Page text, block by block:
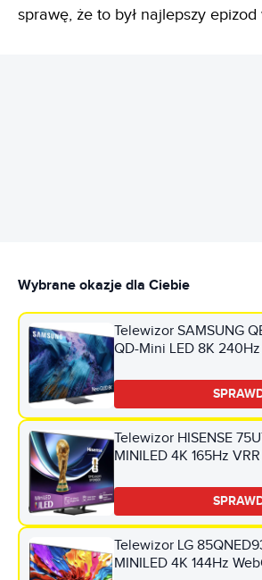
sprawę, że to był najlepszy
Wybrane okazje dla Ciebie
Telewizor SAMSUNG
QD-Mini LED 8K
Telewizor HISENSE
MINILED 4K 165Hz
Telewizor LG
MINILED 4K 144Hz